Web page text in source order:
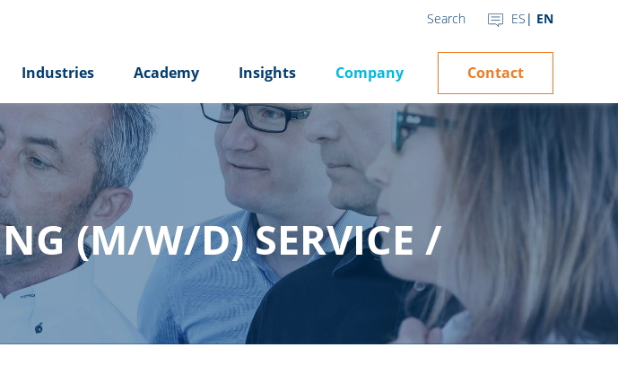
Search ES EN
Industries Academy Insights Company Contact
(M/W/D) SERVICE /